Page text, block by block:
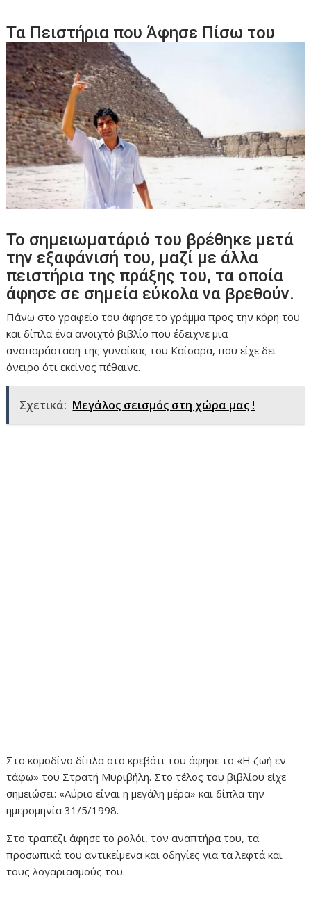
Τα Πειστήρια που Άφησε Πίσω του
Το σημειωματάριό του βρέθηκε μετά
την εξαφάνισή του, μαζί με άλλα
πειστήρια της πράξης του, τα οποία
άφησε σε σημεία εύκολα να βρεθούν.
Πάνω στο γραφείο του άφησε το γράμμα προς την κόρη του
και δίπλα ένα ανοιχτό βιβλίο που έδειχνε μια
αναπαράσταση της γυναίκας του Καίσαρα, που είχε δει
όνειρο ότι εκείνος πέθαινε.
Σχετικά: Μεγάλος σεισμός στη χώρα μας !
Στο κομοδίνο δίπλα στο κρεβάτι του άφησε το «Η ζωή εν
τάφω» του Στρατή Μυριβήλη. Στο τέλος του βιβλίου είχε
σημειώσει: «Αύριο είναι η μεγάλη μέρα» και δίπλα την
ημερομηνία 31/5/1998.
Στο τραπέζι άφησε το ρολόι, τον αναπτήρα του, τα
προσωπικά του αντικείμενα και οδηγίες για τα λεφτά και
τους λογαριασμούς του.